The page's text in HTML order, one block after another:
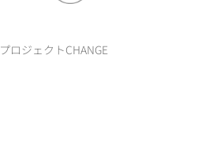
ロジェクトCHANGE